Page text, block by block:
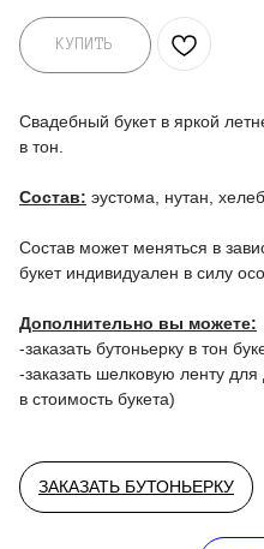
КУПИТЬ
Свадебный букет в яркой
в тон.
Состав: эустома, нутан,
Состав может меняться в
букет индивидуален в силу
Дополнительно вы можете:
-заказать бутоньерку в тон
-заказать шелковую ленту
в стоимость букета)
ЗАКАЗАТЬ БУТОНЬЕРКУ